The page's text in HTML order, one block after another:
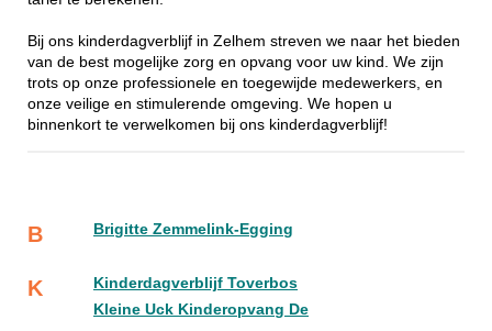
Bij ons kinderdagverblijf in Zelhem streven we naar het bieden
van de best mogelijke zorg en opvang voor uw kind. We zijn
trots op onze professionele en toegewijde medewerkers, en
onze veilige en stimulerende omgeving. We hopen u
binnenkort te verwelkomen bij ons kinderdagverblijf!
B Brigitte Zemmelink-Egging
K
Kinderdagverblijf Toverbos
Kleine Uck Kinderopvang De